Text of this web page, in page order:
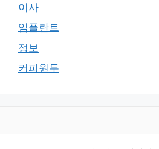
이사
임플란트
정보
커피원두